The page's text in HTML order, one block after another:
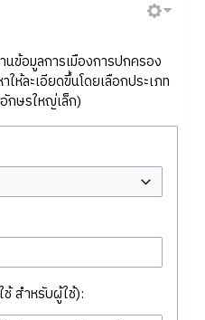
ข้อมูลการเมืองการปกครอง
ห้ละเอียดขึ้นโดยเลือกประเภท
กษรใหญ่เล็ก)
สำหรับผู้ใช้):